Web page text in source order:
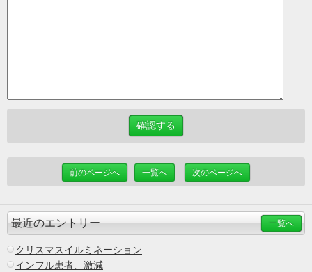
前のページへ 一覧へ 次のページへ
最近のエントリー 一覧へ
クリスマスイルミネーション
インフル患者、激減